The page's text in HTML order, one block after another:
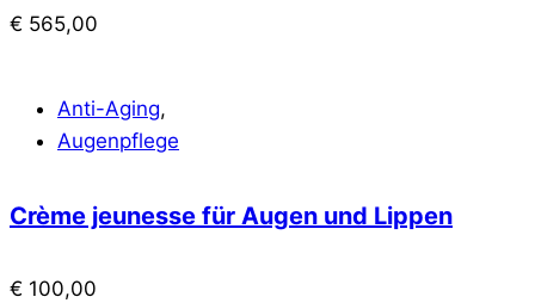
€ 565,00
Anti-Aging,
Augenpflege
Crème jeunesse für Augen und Lippen
€ 100,00